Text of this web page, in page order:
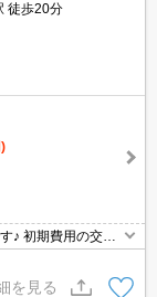
徒歩20分
♪ 初期費用の交渉
を見る